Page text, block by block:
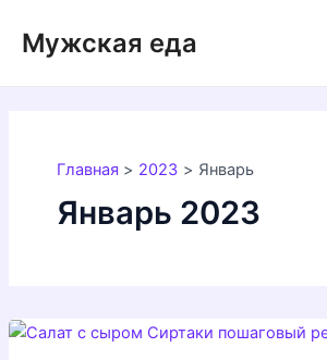
содержимому
Мужская еда
Главная 2023 Январь
Январь 2023